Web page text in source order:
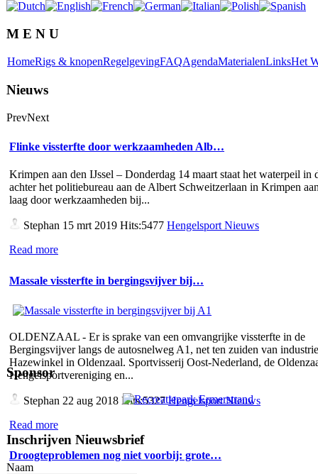
M E N U
HomeRigs & knopenRegelgevingFAQAgendaMaterialenLinksHet
Nieuws
PrevNext
Flinke vissterfte door werkzaamheden Alb…
Krimpen aan den IJssel – Donderdag 14 maart staat het waterpeil in
achter het politiebureau aan de Albert Schweitzerlaan in Krimpen
laag door werkzaamheden bij...
Stephan 15 mrt 2019 Hits:5477 Hengelsport Nieuws
Read more
Massale vissterfte in bergingsvijver bij…
OLDENZAAL - Er is sprake van een omvangrijke vissterfte in de
Bergingsvijver langs de autosnelweg A1, net ten zuiden van
Hazewinkel in Oldenzaal. Sportvisserij Oost-Nederland, de
Hengelsportvereniging en...
Stephan 22 aug 2018 Hits:5327Hengelsport Nieuws
Read more
Droogteproblemen nog niet voorbij: grote…
Sponsor
Inschrijven Nieuwsbrief
Naam